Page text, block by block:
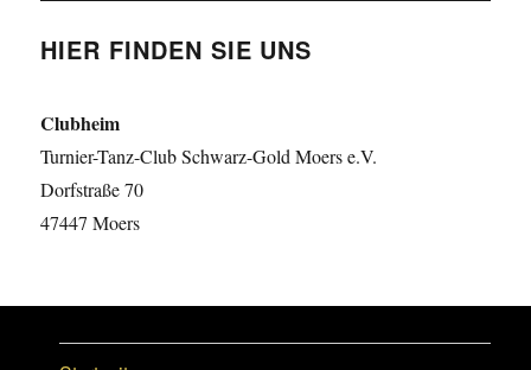
HIER FINDEN SIE UNS
Clubheim
Turnier-Tanz-Club Schwarz-Gold Moers e.V.
Dorfstraße 70
47447 Moers